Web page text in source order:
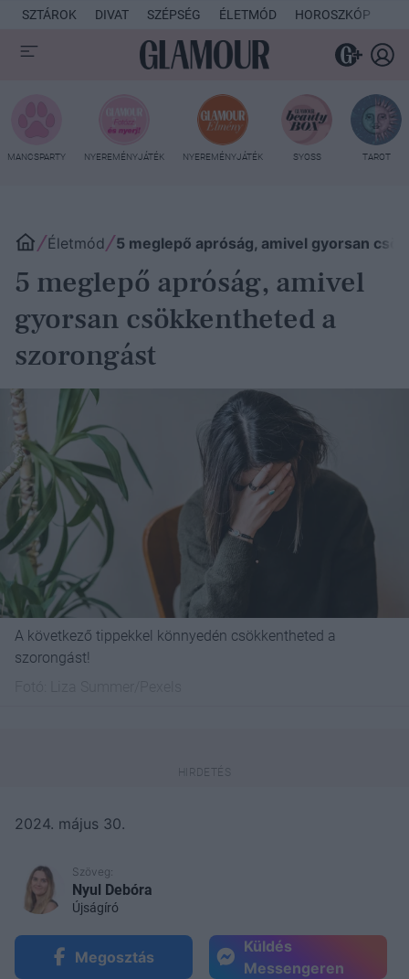
SZTÁROK DIVAT SZÉPSÉG ÉLETMÓD HOROSZKÓP
MANCSPARTY NYEREMÉNYJÁTÉK NYEREMÉNYJÁTÉK SYOSS TAROT
Életmód 5 meglepő apróság, amivel gyorsan
5 meglepő apróság, amivel
gyorsan csökkentheted a
szorongást
A következő tippekkel könnyedén csökkentheted a
szorongást!
2024. május 30.
Szöveg:
Nyul Debóra
Újságíró
Megosztás
Küldés
Messengeren